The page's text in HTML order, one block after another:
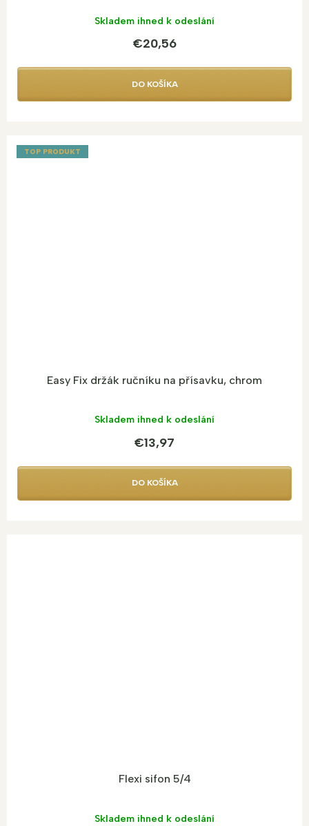
Skladem ihned k odeslání
€20,56
DO KOŠÍKA
TOP PRODUKT
Easy Fix držák ručníku na přísavku, chrom
Skladem ihned k odeslání
€13,97
DO KOŠÍKA
Flexi sifon 5/4
Skladem ihned k odeslání